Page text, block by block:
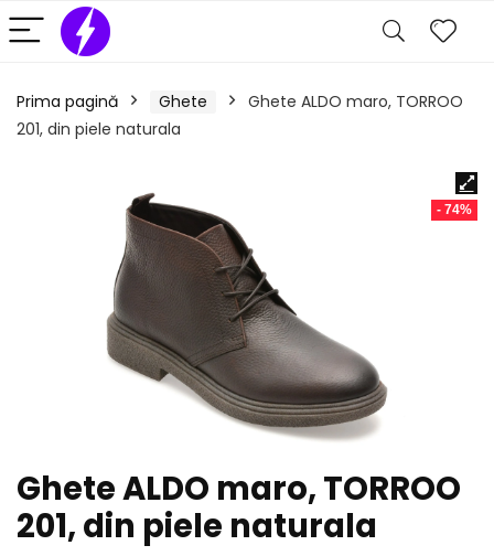
Prima pagină Ghete
Ghete ALDO maro, TORROO
201, din piele naturala
- 74%
Ghete ALDO maro, TORROO
201, din piele naturala